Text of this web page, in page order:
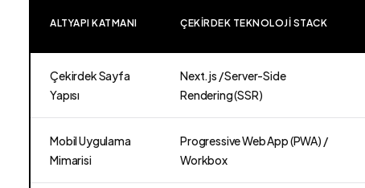
ALTYAPI KATMANI ÇEKIRDEK TEKNOLOJI STACK
Çekirdek Sayfa
Yapısı
Next.js / Server-Side
Rendering (SSR)
Mobil Uygulama
Mimarisi
Progressive Web App (PWA) /
Workbox